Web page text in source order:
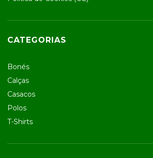
CATEGORIAS
Bonés
Calças
Casacos
Polos
T-Shirts